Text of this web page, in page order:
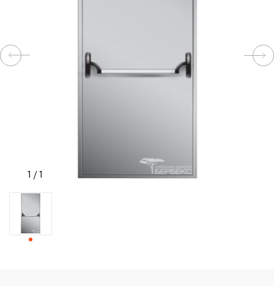
СТАТЬИ
СВЯЗАТЬСЯ
С
1 /1